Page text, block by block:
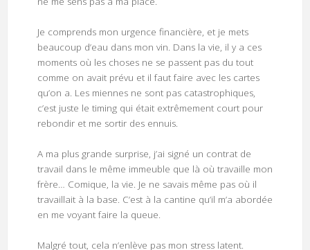
Je comprends mon urgence financière, et je mets
beaucoup d’eau dans mon vin. Dans la vie, il y a ces
moments où les choses ne se passent pas du tout
comme on avait prévu et il faut faire avec les cartes
qu’on a. Les miennes ne sont pas catastrophiques,
c’est juste le timing qui était extrêmement court pour
rebondir et me sortir des ennuis.
A ma plus grande surprise, j’ai signé un contrat de
travail dans le même immeuble que là où travaille mon
frère… Comique, la vie. Je ne savais même pas où il
travaillait à la base. C’est à la cantine qu’il m’a abordée
en me voyant faire la queue.
Malgré tout, cela n’enlève pas mon stress latent.